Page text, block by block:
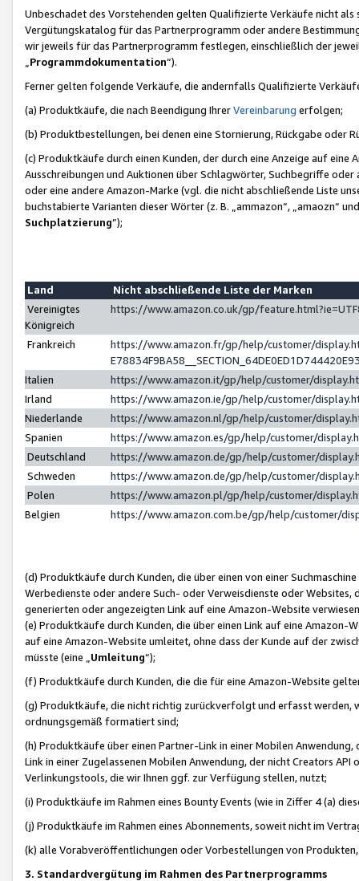
Unbeschadet des Vorstehenden gelten Qualifizierte Verkäufe nicht
Vergütungskatalog für das Partnerprogramm oder andere
wir jeweils für das Partnerprogramm festlegen, einschließlich der
Programmdokumentation“).
Ferner gelten folgende Verkäufe, die andernfalls Qualifizierte
(a) Produktkäufe, die nach Beendigung IhrerVereinbarung erfolgen;
(b) Produktbestellungen, bei denen eine Stornierung, Rückgabe oder
(c) Produktkäufe durch einen Kunden, der durch eine Anzeige auf
Ausschreibungen und Auktionen über Schlagwörter, Suchbegriffe
oder eine andere Amazon-Marke (vgl. die nicht abschließende Liste
buchstabierte Varianten dieser Wörter (z. B. „ammazon“, „amaozn“
Suchplatzierung”);
Land
Nicht abschließende Liste der Marken
Vereinigtes
Königreich
https://www.amazon.co.uk/gp/
Frankreich
https://www.amazon.fr/gp/help/customer/
Italien
https://www.amazon.it/gp/help/customer/
Irland
https://www.amazon.ie/gp/help/customer/
Niederlande
https://www.amazon.nl/gp/help/customer/
Spanien
https://www.amazon.es/gp/help/customer/
Deutschland
https://www.amazon.de/gp/help/customer/
Schweden
https://www.amazon.de/gp/help/customer/
Polen
https://www.amazon.pl/gp/help/customer/
Belgien
https://www.amazon.com.be/gp/help/customer/
(d) Produktkäufe durch Kunden, die über einen von einer
Werbedienste oder andere Such- oder Verweisdienste oder Websites,
generierten oder angezeigten Link auf eine Amazon-Website
(e) Produktkäufe durch Kunden, die über einen Link auf eine
auf eine Amazon-Website umleitet, ohne dass der Kunde auf der
müsste (eine „ Umleitung“);
(f) Produktkäufe durch Kunden, die die für eine Amazon-Website
(g) Produktkäufe, die nicht richtig zurückverfolgt und erfasst werden,
ordnungsgemäß formatiert sind;
(h) Produktkäufe über einen Partner-Link in einer Mobilen
Link in einer Zugelassenen Mobilen Anwendung, der nicht Creators
Verlinkungstools, die wir Ihnen ggf. zur Verfügung stellen, nutzt;
(i) Produktkäufe im Rahmen eines Bounty Events (wie in Ziffer 4 (a)
(j) Produktkäufe im Rahmen eines Abonnements, soweit nicht im
(k) alle Vorabveröffentlichungen oder Vorbestellungen von
3. Standardvergütung im Rahmen des Partnerprogramms